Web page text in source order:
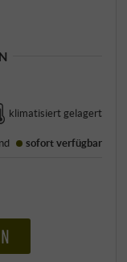
klimatisiert gelagert
sofort verfügbar